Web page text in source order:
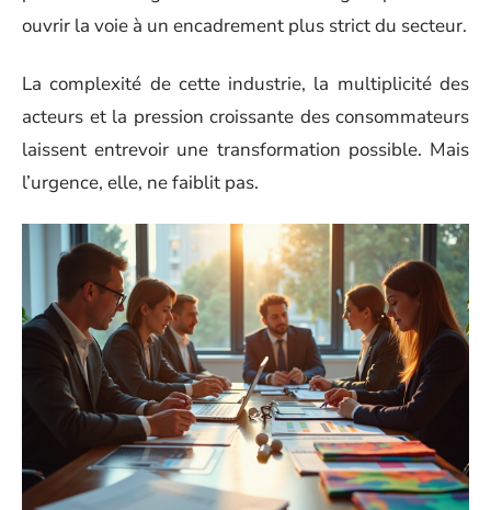
ouvrir la voie à un encadrement plus strict du secteur.
La complexité de cette industrie, la multiplicité des
acteurs et la pression croissante des consommateurs
laissent entrevoir une transformation possible. Mais
l’urgence, elle, ne faiblit pas.